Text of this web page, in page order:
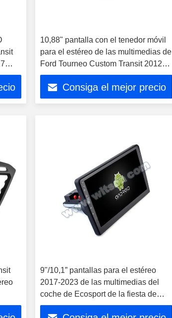
10,88" pantalla con el tenedor móvil
para el estéreo de las multimedias de
Ford Tourneo Custom Transit 2012-
2021
Consiga el mejor precio
9"/10,1” pantallas para el estéreo
2017-2023 de las multimedias del
coche de Ecosport de la fiesta de
Ford Transit T250 Tourneo